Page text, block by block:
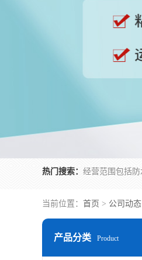
热门搜索：
当前位置： 首页 > 公司动态
产品分类 Product